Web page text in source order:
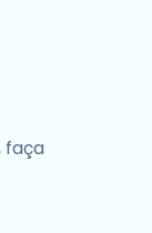
faça